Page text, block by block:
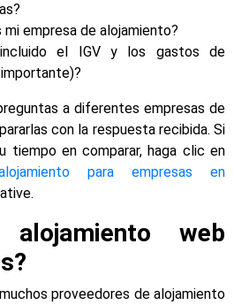
mi empresa de alojamiento?
incluido el IGV y los gastos de
a diferentes empresas de
con la respuesta recibida. Si
tiempo en comparar, haga clic en
para empresas en
web
proveedores de alojamiento